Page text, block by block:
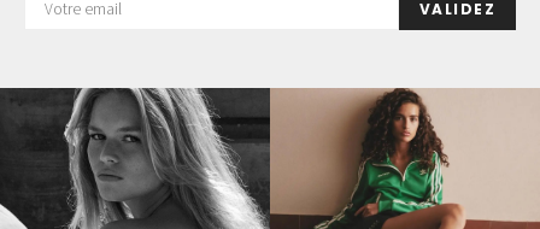
VALIDEZ